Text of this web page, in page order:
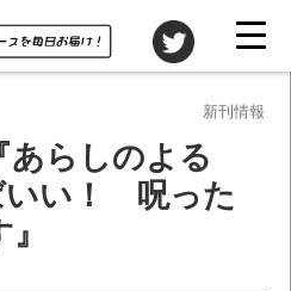
あらしのよる
いい！ 呪った
新刊情報